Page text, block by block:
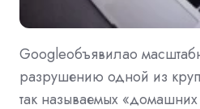
Googleобъявилао
разрушению одной из
так называемых